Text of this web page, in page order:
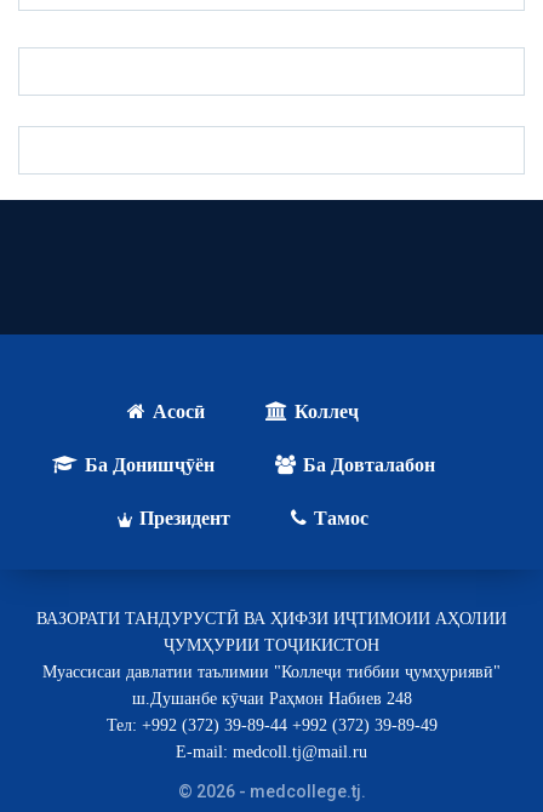
Асосӣ
Коллеҷ
Ба Донишҷӯён
Ба Довталабон
Президент
Тамос
ВАЗОРАТИ ТАНДУРУСТӢ ВА ҲИФЗИ ИҶТИМОИИ АҲОЛИИ
ҶУМҲУРИИ ТОҶИКИСТОН
Муассисаи давлатии таълимии "Коллеҷи тиббии ҷумҳуриявӣ"
ш.Душанбе кӯчаи Раҳмон Набиев 248
Тел: +992 (372) 39-89-44 +992 (372) 39-89-49
E-mail: medcoll.tj@mail.ru
© 2026 - medcollege.tj.